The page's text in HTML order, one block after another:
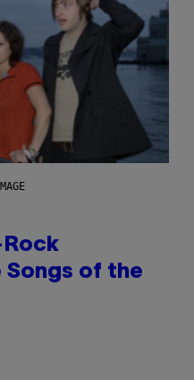
Songs of the